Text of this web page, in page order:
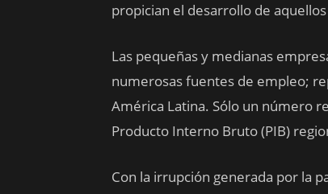
propician el desarrollo de
Las pequeñas y medianas
numerosas fuentes de empleo;
América Latina. Sólo un número
Producto Interno Bruto (PIB)
Con la irrupción generada por la